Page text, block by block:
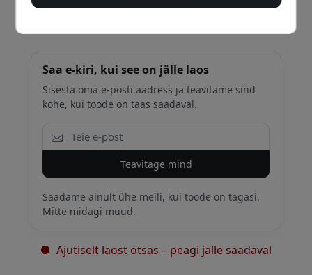
49.99 EUR
Saa e-kiri, kui see on jälle laos
Sisesta oma e-posti aadress ja teavitame sind
kohe, kui toode on taas saadaval.
Teavitage mind
Saadame ainult ühe meili, kui toode on tagasi.
Mitte midagi muud.
Ajutiselt laost otsas – peagi jälle saadaval